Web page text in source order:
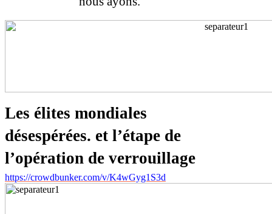
Les élites mondiales
désespérées. et l’étape de
l’opération de verrouillage
https://crowdbunker.com/v/K4wGyg1S3d